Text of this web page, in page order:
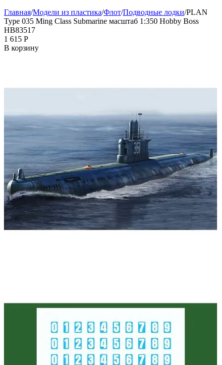
Главная/Модели из пластика/Флот/Подводные лодки/PLAN
Type 035 Ming Class Submarine масштаб 1:350 Hobby Boss
HB83517
1 615 Р
В корзину